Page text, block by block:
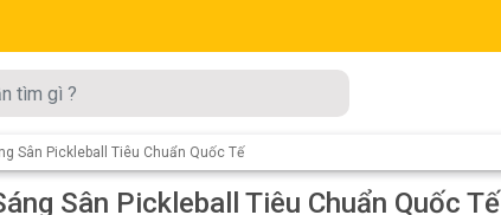
Sân Pickleball Tiêu Chuẩn Quốc Tế
Sân Pickleball Tiêu Chuẩn Quốc Tế